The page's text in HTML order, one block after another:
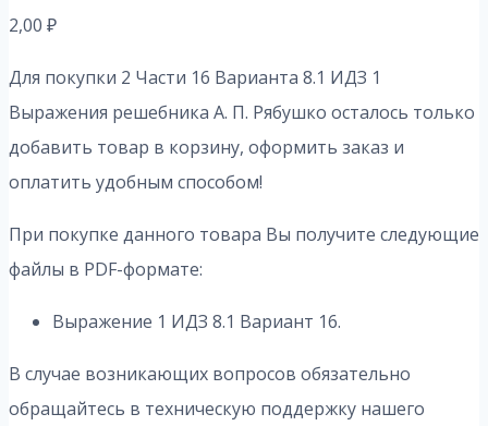
2,00 ₽
Для покупки 2 Части 16 Варианта 8.1 ИДЗ 1
Выражения решебника А. П. Рябушко осталось только
добавить товар в корзину, оформить заказ и
оплатить удобным способом!
При покупке данного товара Вы получите следующие
файлы в PDF-формате:
Выражение 1 ИДЗ 8.1 Вариант 16.
В случае возникающих вопросов обязательно
обращайтесь в техническую поддержку нашего